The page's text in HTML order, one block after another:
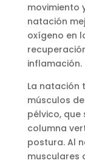
movimiento
natación
oxígeno en
inflamación.
La natación
músculos
pélvico,
columna
postura. Al
musculares